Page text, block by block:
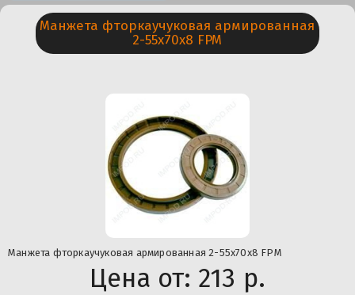
Манжета фторкаучуковая армированная
2-55х70х8 FPM
Манжета фторкаучуковая армированная 2-55х70х8 FPM
Цена от: 213 р.